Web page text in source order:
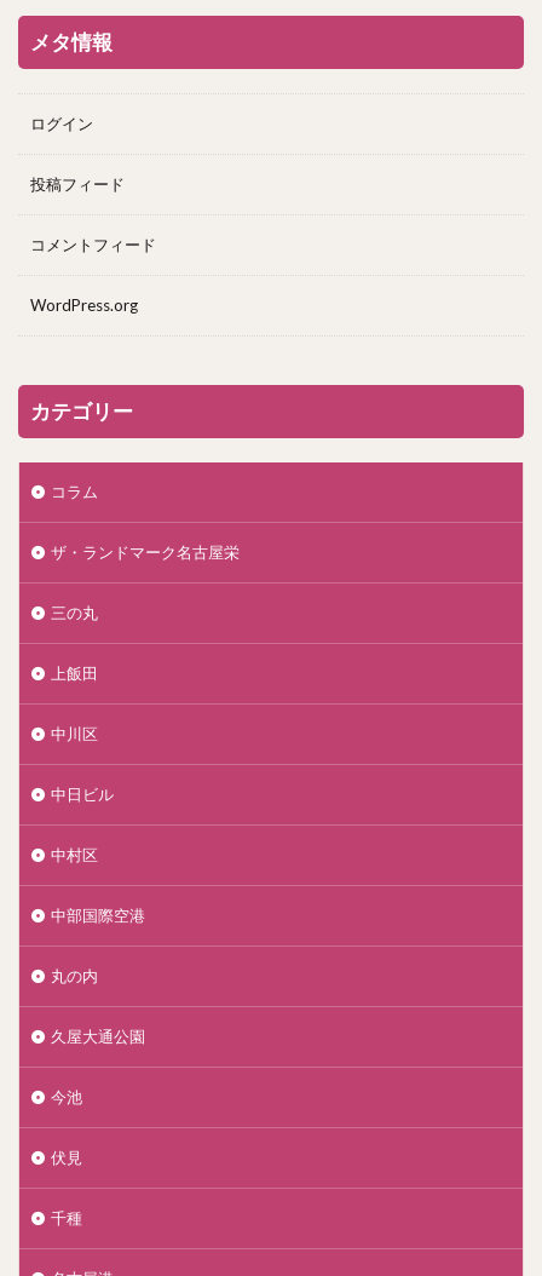
メタ情報
ログイン
投稿フィード
コメントフィード
WordPress.org
カテゴリー
コラム
ザ・ランドマーク名古屋栄
三の丸
上飯田
中川区
中日ビル
中村区
中部国際空港
丸の内
久屋大通公園
今池
伏見
千種